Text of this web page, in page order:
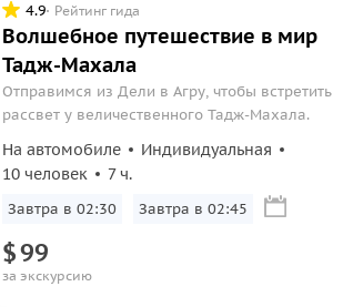
4.9 Рейтинг гида
Волшебное путешествие в мир
Тадж-Махала
Отправимся из Дели в Агру, чтобы встретить
рассвет у величественного Тадж-Махала.
На автомобиле
Индивидуальная
10 человек
7 ч.
Завтра в 02:30 Завтра в 02:45
$99
за экскурсию